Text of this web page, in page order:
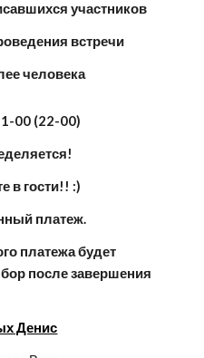
участников
встречи
человека
00 (22-00)
в гости!! :)
платеж.
платежа будет
после завершения
Денис